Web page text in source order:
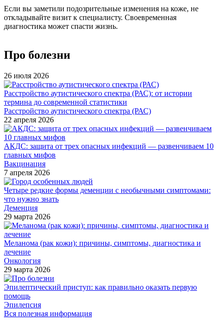
Если вы заметили подозрительные изменения на коже, не
откладывайте визит к специалисту. Своевременная
диагностика может спасти жизнь.
Про болезни
26 июля 2026
Расстройство аутистического спектра (РАС): от истории
термина до современной статистики
Расстройство аутистического спектра (РАС)
22 апреля 2026
АКДС: защита от трех опасных инфекций — развенчиваем 10
главных мифов
Вакцинация
7 апреля 2026
Четыре редкие формы деменции с необычными симптомами:
что нужно знать
Деменция
29 марта 2026
Меланома (рак кожи): причины, симптомы, диагностика и
лечение
Онкология
29 марта 2026
Эпилептический приступ: как правильно оказать первую
помощь
Эпилепсия
Вся полезная информация